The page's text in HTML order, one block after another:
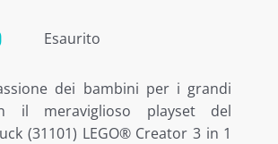
Esaurito
dei bambini per i grandi
il meraviglioso playset del
(31101) LEGO® Creator 3 in 1